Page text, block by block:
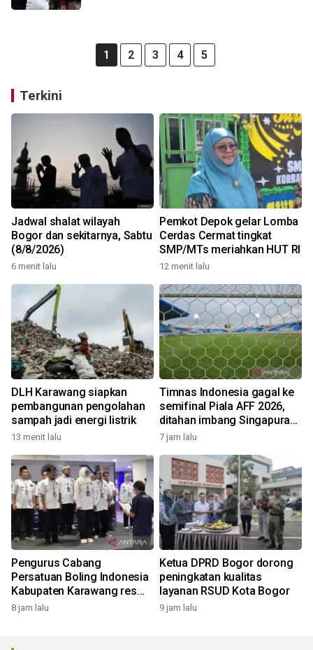
1 2 3 4 5
Terkini
Jadwal shalat wilayah
Bogor dan sekitarnya, Sabtu
(8/8/2026)
6 menit lalu
Pemkot Depok gelar Lomba
Cerdas Cermat tingkat
SMP/MTs meriahkan HUT RI
12 menit lalu
DLH Karawang siapkan
pembangunan pengolahan
sampah jadi energi listrik
13 menit lalu
Timnas Indonesia gagal ke
semifinal Piala AFF 2026,
ditahan imbang Singapura
1-1
7 jam lalu
Pengurus Cabang
Persatuan Boling Indonesia
Kabupaten Karawang resmi
terbentuk
8 jam lalu
Ketua DPRD Bogor dorong
peningkatan kualitas
layanan RSUD Kota Bogor
9 jam lalu